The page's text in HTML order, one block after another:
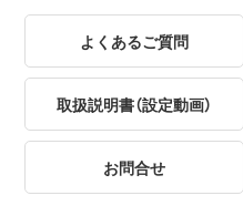
よくあるご質問
取扱説明書（設定動画）
お問合せ